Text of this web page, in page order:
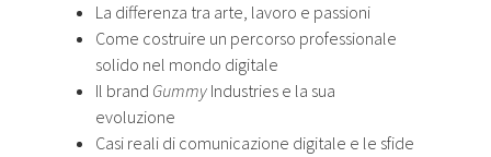
La differenza tra arte, lavoro e passioni
Come costruire un percorso professionale
solido nel mondo digitale
Il brand Gummy Industries e la sua
evoluzione
Casi reali di comunicazione digitale e le sfide